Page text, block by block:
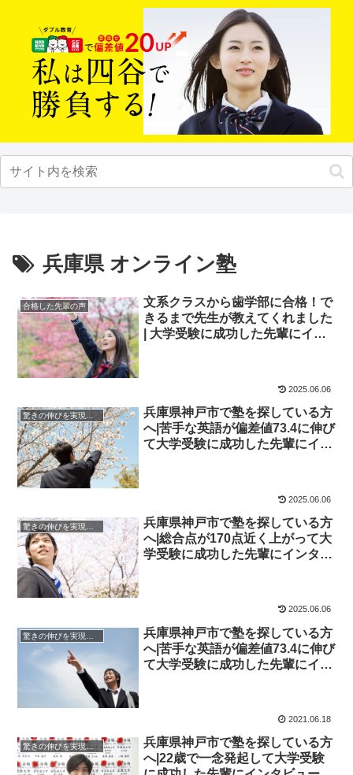
兵庫県 オンライン塾
合格した先輩の声
文系クラスから歯学部に合格！で
きるまで先生が教えてくれました
| 大学受験に成功した先輩にイン
2025.06.06
驚きの伸びを実現｜先輩列伝
兵庫県神戸市で塾を探している方
へ|苦手な英語が偏差値73.4に伸び
て大学受験に成功した先輩にイン
2025.06.06
兵庫県神戸市で塾を探している方
へ|総合点が170点近く上がって大
学受験に成功した先輩にインタビ
2025.06.06
驚きの伸びを実現｜先輩列伝
兵庫県神戸市で塾を探している方
へ|苦手な英語が偏差値73.4に伸び
て大学受験に成功した先輩にイン
2021.06.18
驚きの伸びを実現｜先輩列伝
兵庫県神戸市で塾を探している方
へ|22歳で一念発起して大学受験